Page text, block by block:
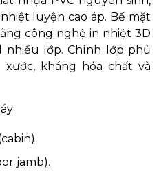
luyện cao áp. Bề mặt
công nghệ in nhiệt 3D
nhiều lớp. Chính lớp phủ
kháng hóa chất và
jamb).